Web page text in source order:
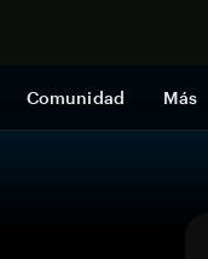
Comunidad Más